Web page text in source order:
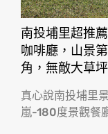
南投埔里超推
咖啡廳，山景
角，無敵大草
真心說南投埔里
嵐-180度景觀餐